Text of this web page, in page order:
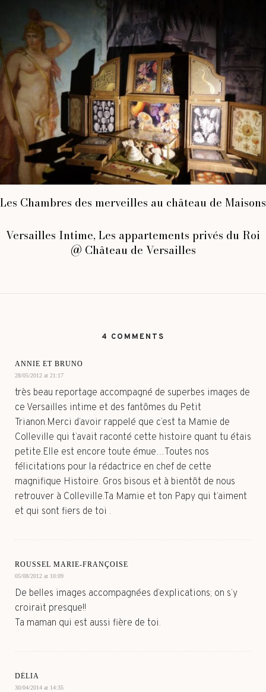
Les Chambres des merveilles au château de Maisons
Versailles Intime, Les appartements privés du Roi
@ Château de Versailles
4 COMMENTS
ANNIE ET BRUNO
28/05/2012 at 21:17
très beau reportage accompagné de superbes images de
ce Versailles intime et des fantômes du Petit
Trianon.Merci d’avoir rappelé que c’est ta Mamie de
Colleville qui t’avait raconté cette histoire quant tu étais
petite.Elle est encore toute émue…Toutes nos
félicitations pour la rédactrice en chef de cette
magnifique Histoire. Gros bisous et à bientôt de nous
retrouver à Colleville.Ta Mamie et ton Papy qui t’aiment
et qui sont fiers de toi .
ROUSSEL MARIE-FRANÇOISE
05/08/2012 at 10:09
De belles images accompagnées d’explications; on s’y
croirait presque!!
Ta maman qui est aussi fière de toi.
DÉLIA
30/04/2014 at 14:35